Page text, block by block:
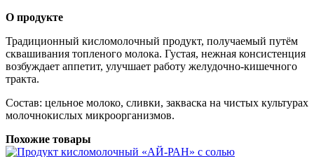
О продукте
Традиционный кисломолочный продукт, получаемый путём
сквашивания топленого молока. Густая, нежная консистенция
возбуждает аппетит, улучшает работу желудочно-кишечного
тракта.
Состав: цельное молоко, сливки, закваска на чистых культурах
молочнокислых микроорганизмов.
Похожие товары